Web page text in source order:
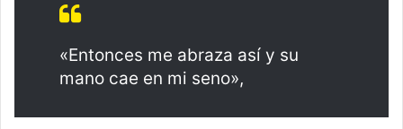
«Entonces me abraza así y su
mano cae en mi seno»,